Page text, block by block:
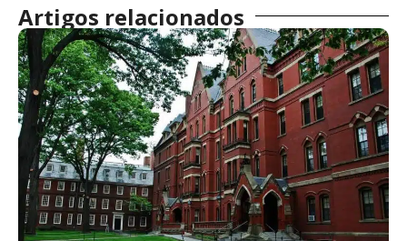
Artigos relacionados